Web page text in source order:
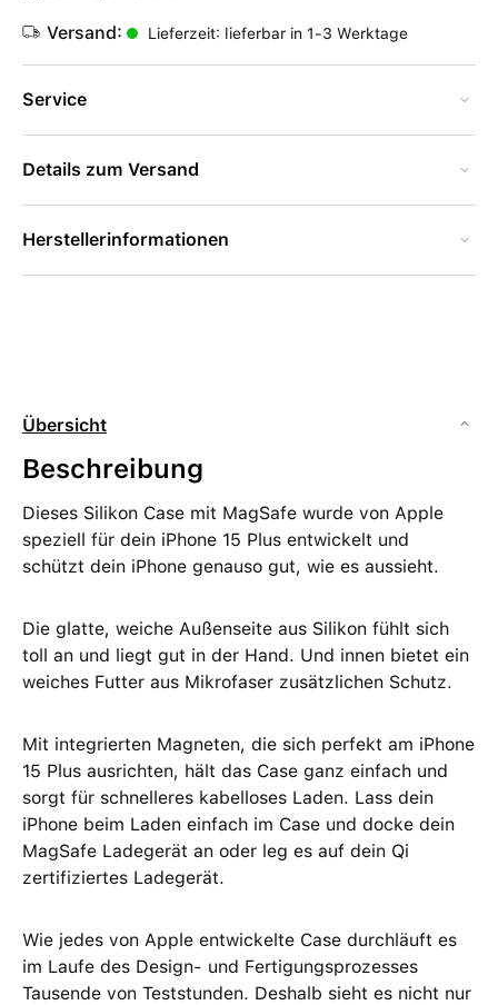
Versand: Lieferzeit: lieferbar in 1-3 Werktage
Service
Details zum Versand
Herstellerinformationen
Übersicht
Beschreibung
Dieses Silikon Case mit MagSafe wurde von Apple
speziell für dein iPhone 15 Plus entwickelt und
schützt dein iPhone genauso gut, wie es aussieht.
Die glatte, weiche Außenseite aus Silikon fühlt sich
toll an und liegt gut in der Hand. Und innen bietet ein
weiches Futter aus Mikrofaser zusätzlichen Schutz.
Mit integrierten Magneten, die sich perfekt am iPhone
15 Plus ausrichten, hält das Case ganz einfach und
sorgt für schnelleres kabelloses Laden. Lass dein
iPhone beim Laden einfach im Case und docke dein
MagSafe Ladegerät an oder leg es auf dein Qi
zertifiziertes Ladegerät.
Wie jedes von Apple entwickelte Case durchläuft es
im Laufe des Design‑ und Fertigungs­prozesses
Tausende von Teststunden. Deshalb sieht es nicht nur